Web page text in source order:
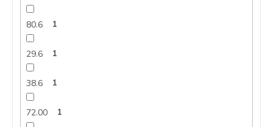
80.6 1
29.6 1
38.6 1
72.00 1